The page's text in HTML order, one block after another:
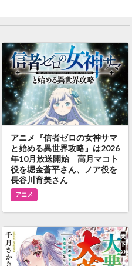
アニメ『信者ゼロの女神サマ
と始める異世界攻略』は2026
年10月放送開始 高月マコト
役を堀金蒼平さん、ノア役を
長谷川育美さん
アニメ